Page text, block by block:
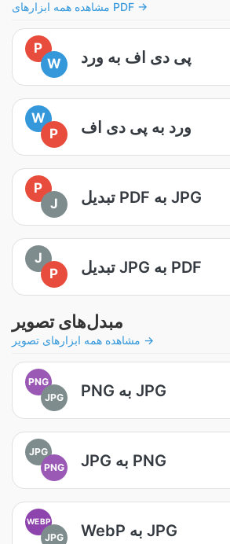
مشاهده همه ابزارهای PDF →
P
W
پی دی اف به ورد
W
P
ورد به پی دی اف
P
J
تبدیل PDF به JPG
J
P
تبدیل JPG به PDF
مبدل‌های تصویر
مشاهده همه ابزارهای تصویر →
PNG
JPG
PNG به JPG
JPG
PNG
JPG به PNG
WEBP
JPG WebP به JPG